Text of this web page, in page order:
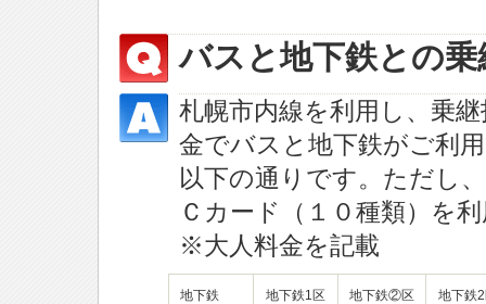
バスと地下鉄との
札幌市内線を利用し、乗
金でバスと地下鉄がご利
以下の通りです。ただし
Ｃカード（１０種類）を
※大人料金を記載
地下鉄
地下鉄1区
地下鉄②区
地下鉄